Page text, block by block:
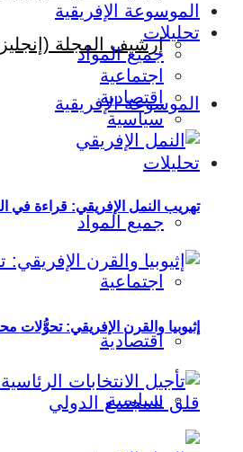
إرشيف المجلة
الموسوعة الإفريقية
تحليلات
جميع المواد
اجتماعية
اقتصادية
سياسية
الموسوعة الإفريقية
تحليلات
جميع المواد
اجتماعية
اقتصادية
سياسية
تهريب النمل الإفريقي: قراءة في
إثيوبيا والقرن الإفريقي: تحوُّلات